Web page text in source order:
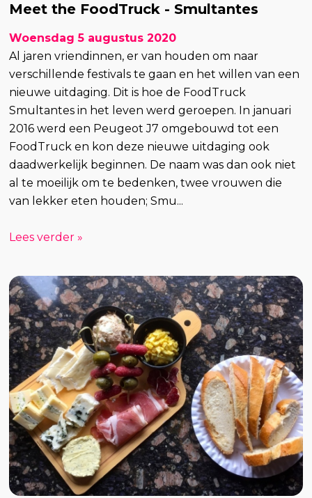
Meet the FoodTruck - Smultantes
Woensdag 5 augustus 2020
Al jaren vriendinnen, er van houden om naar
verschillende festivals te gaan en het willen van een
nieuwe uitdaging. Dit is hoe de FoodTruck
Smultantes in het leven werd geroepen. In januari
2016 werd een Peugeot J7 omgebouwd tot een
FoodTruck en kon deze nieuwe uitdaging ook
daadwerkelijk beginnen. De naam was dan ook niet
al te moeilijk om te bedenken, twee vrouwen die
van lekker eten houden; Smu...
Lees verder »